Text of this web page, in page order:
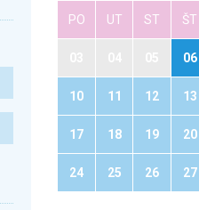
PO UT ST ŠT
06
10 11 12 13
17 18 19 20
24 25 26 27